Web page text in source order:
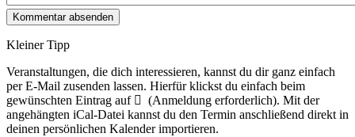
Kleiner Tipp
Veranstaltungen, die dich interessieren, kannst du dir ganz einfach
per E‑Mail zusenden lassen. Hierfür klickst du einfach beim
gewünschten Eintrag auf
(Anmeldung erforderlich). Mit der
angehängten iCal-Datei kannst du den Termin anschließend direkt in
deinen persönlichen Kalender importieren.